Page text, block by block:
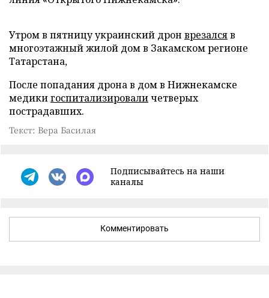
Утром в пятницу украинский дрон врезалсяв
многоэтажный жилой дом в Закамском регионе
Татарстана,
После попадания дрона в дом в Нижнекамске
медикигоспитализироваличетверых
пострадавших.
Текст: Вера Басилая
Подписывайтесь на наши
каналы
Комментировать